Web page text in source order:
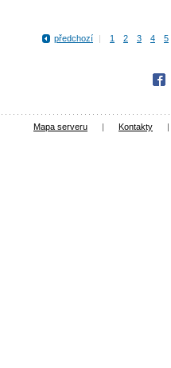
předchozí | 1 2 3 4 5
Mapa serveru | Kontakty |